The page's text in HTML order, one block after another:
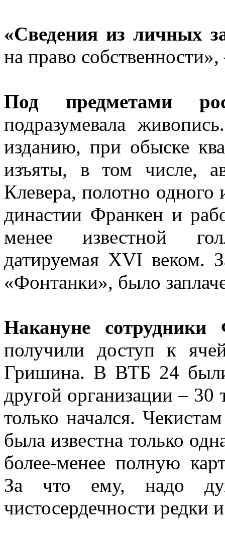
«Сведения из личных
на право
Под предметами
подразумевала
изданию, при обыске
изъяты, в том числе,
Клевера, полотно одного
династии Франкен и
менее известной
датируемая XVI веком.
«Фонтанки», было
Накануне
получили доступ к
Гришина. В ВТБ 24
другой организации – 30
только начался.
была известна только
более-менее полную
За что ему, надо
чистосердечности редки